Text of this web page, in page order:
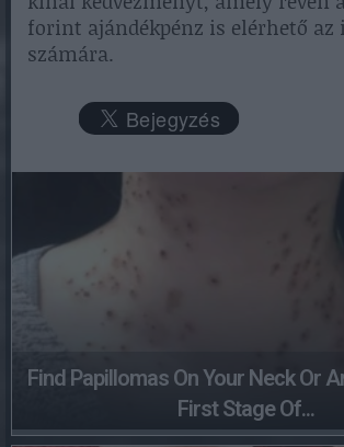
forint ajándékpénz is elérhető az
számára.
Find Papillomas On Your Neck Or
First Stage Of...